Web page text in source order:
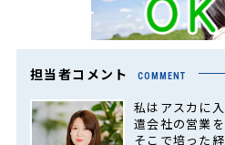
担当者コメント COMMENT
私はアスカに
遣会社の営業
そこで培った